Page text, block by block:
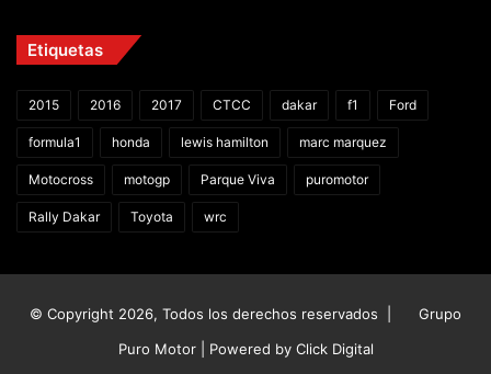
Etiquetas
2015 2016 2017 CTCC dakar f1 Ford
formula1 honda lewis hamilton marc marquez
Motocross motogp Parque Viva puromotor
Rally Dakar Toyota wrc
© Copyright 2026, Todos los derechos reservados |
Grupo
Puro Motor | Powered by Click Digital